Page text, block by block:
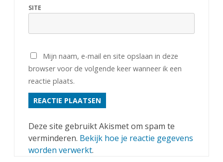
SITE
Mijn naam, e-mail en site opslaan in deze
browser voor de volgende keer wanneer ik een
reactie plaats.
Deze site gebruikt Akismet om spam te
verminderen. Bekijk hoe je reactie gegevens
worden verwerkt.